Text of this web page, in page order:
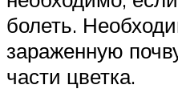
болеть.
зараженную
части цветка.